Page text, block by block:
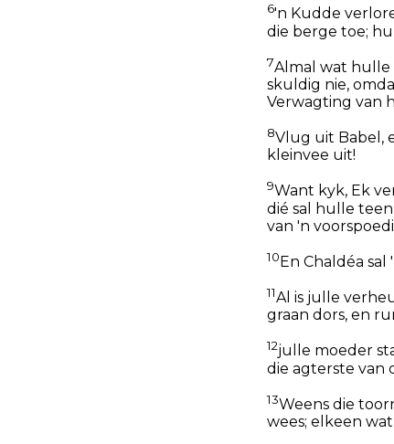
6'n Kudde
die berge toe;
7Almal wat hulle
skuldig nie,
Verwagting van
8Vlug uit Babel,
kleinvee uit!
9Want kyk, Ek
dié sal hulle
van 'n
10En Chaldéa
11Al is julle
graan dors, en
12julle moeder
die agterste van
13Weens die
wees; elkeen